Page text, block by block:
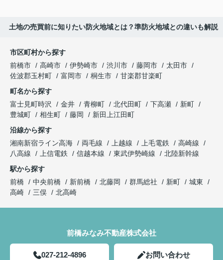
土地の売買前に知りたい防火地域とは？準防火地域との違いも解説
市区町村から探す
前橋市
高崎市 伊勢崎市 渋川市 藤岡市
太田市
佐波郡玉村町
富岡市 桐生市
甘楽郡甘楽町
町名から探す
富士見町時沢
金井 青柳町 北代田町 下高瀬
新町
豊城町
相生町 藤岡
新田上江田町
沿線から探す
湘南新宿ライン高海
両毛線 上越線 上毛電鉄
高崎線
八高線
上信電鉄 信越本線 東武伊勢崎線
北陸新幹線
駅から探す
前橋
中央前橋 新前橋 北藤岡 群馬総社 新町
城東
高崎
三俣 北高崎
前橋みなみ不動産株式会社
027-212-4896 お問い合わせ